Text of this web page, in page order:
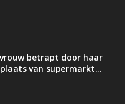
betrapt door haar
van supermarkt…